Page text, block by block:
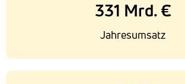
331 Mrd. €
Jahresumsatz